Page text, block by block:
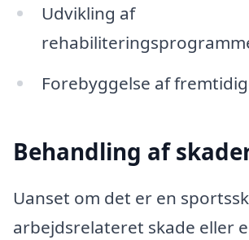
Udvikling af
Forebyggelse af
Behandling af
Uanset om det er en
arbejdsrelateret skade eller